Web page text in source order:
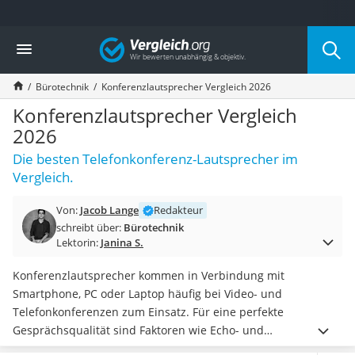
Die beliebtesten Vergleiche nach Kategorie
Wohnen
Matratzen-Topper
Matratzen
Konferenzlautsprecher
Tageslichtlampe
Badlüfter
Ergonomischer Bürostuhl
Bürohocker
Ozongeneratoren
Akku-Tischlampe
Konferenzmikrofon
Klappmatratze
Duschkopf mit Kalkfilter
Aktenvernichter Sicherheitsstufe 4
Bettgitter
Spannbettlaken
Vergleich
Bürotechnik Konferenzlautsprecher Vergleich 2026
Konferenzlautsprecher Vergleich
2026
Die besten Telefonkonferenz-Lautsprecher im
Vergleich.
Von: Jacob Lange
Redakteur
schreibt über: Bürotechnik
Lektorin: Janina S.
Konferenzlautsprecher kommen in Verbindung mit
Smartphone, PC oder Laptop häufig bei Video- und
Telefonkonferenzen zum Einsatz. Für eine perfekte
Gesprächsqualität sind Faktoren wie Echo- und
Rauschunterdrückung wichtig. Sie suchen ein besonders